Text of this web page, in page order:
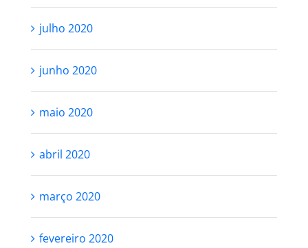
julho 2020
junho 2020
maio 2020
abril 2020
março 2020
fevereiro 2020